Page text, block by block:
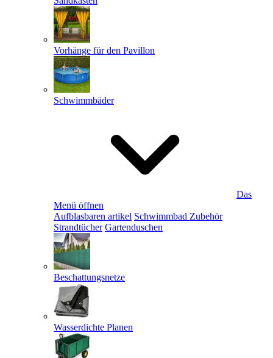
Vorhänge für den Pavillon
Schwimmbäder
Das
Menü öffnen
Aufblasbaren artikel Schwimmbad Zubehör
Strandtücher Gartenduschen
Beschattungsnetze
Wasserdichte Planen